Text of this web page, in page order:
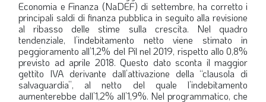
Economia e Finanza (NaDEF) di settembre, ha corretto i
principali saldi di finanza pubblica in seguito alla revisione
al ribasso delle stime sulla crescita. Nel quadro
tendenziale, l’indebitamento netto viene stimato in
peggioramento all’1,2% del Pil nel 2019, rispetto allo 0,8%
previsto ad aprile 2018. Questo dato sconta il maggior
gettito IVA derivante dall’attivazione della “clausola di
salvaguardia”, al netto del quale l’indebitamento
aumenterebbe dall’1,2% all’1,9%. Nel programmatico, che